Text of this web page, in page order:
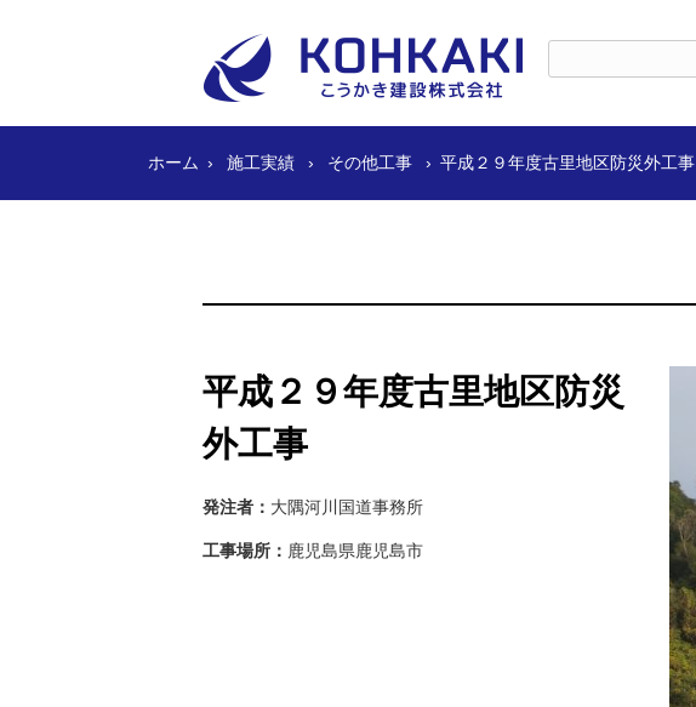
ホーム 施工実績 その他工事 平成２９年度古里地区防災外工事
平成２９年度古里地区防災
外工事
発注者： 大隅河川国道事務所
工事場所： 鹿児島県鹿児島市